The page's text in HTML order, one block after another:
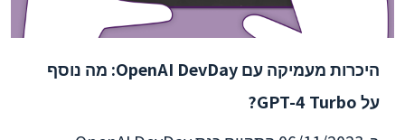
היכרות מעמיקה עם OpenAI DevDay: מה נוסף
על GPT-4 Turbo?